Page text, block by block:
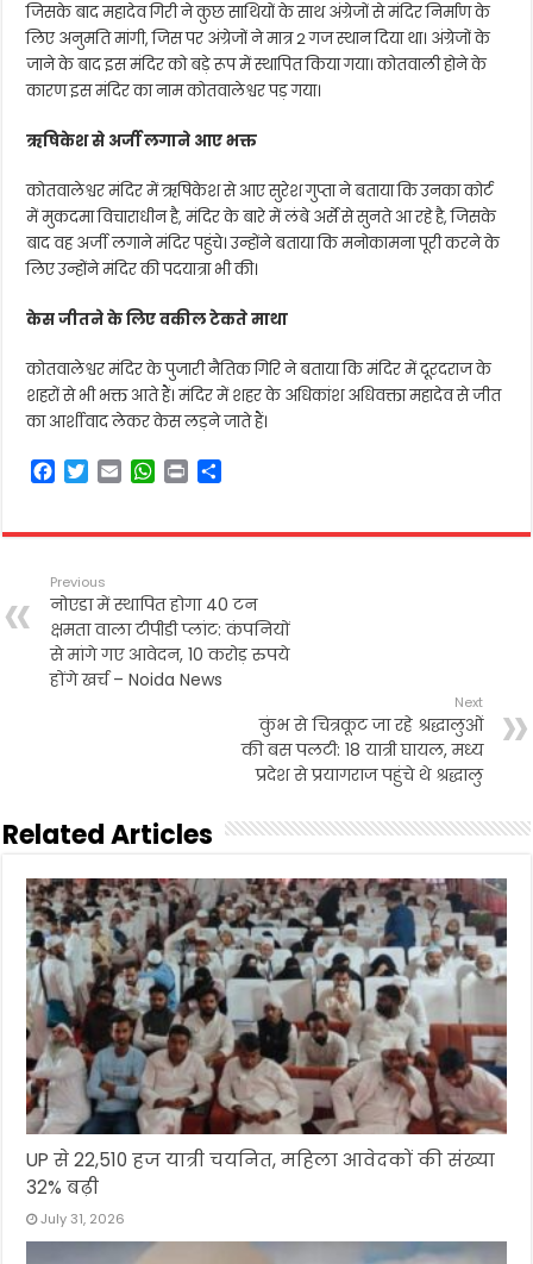
जिसके बाद महादेव गिरी ने कुछ साथियों के साथ अंग्रेजों से मंदिर निर्माण के
लिए अनुमति मांगी, जिस पर अंग्रेजों ने मात्र 2 गज स्थान दिया था। अंग्रेजों के
जाने के बाद इस मंदिर को बड़े रूप में स्थापित किया गया। कोतवाली होने के
कारण इस मंदिर का नाम कोतवालेश्वर पड़ गया।
ऋषिकेश से अर्जी लगाने आए भक्त
कोतवालेश्वर मंदिर में ऋषिकेश से आए सुरेश गुप्ता ने बताया कि उनका कोर्ट
में मुकदमा विचाराधीन है, मंदिर के बारे में लंबे अर्से से सुनते आ रहे है, जिसके
बाद वह अर्जी लगाने मंदिर पहुंचे। उन्होंने बताया कि मनोकामना पूरी करने के
लिए उन्होंने मंदिर की पदयात्रा भी की।
केस जीतने के लिए वकील टेकते माथा
कोतवालेश्वर मंदिर के पुजारी नैतिक गिरि ने बताया कि मंदिर में दूरदराज के
शहरों से भी भक्त आते हैं। मंदिर में शहर के अधिकांश अधिवक्ता महादेव से जीत
का आर्शीवाद लेकर केस लड़ने जाते हैं।
F
e
o
o
k
T
t
e
r
E
i
W
t
p
p
P
n
r
Previous
नोएडा में स्थापित होगा 40 टन
क्षमता वाला टीपीडी प्लांट: कंपनियों
से मांगे गए आवेदन, 10 करोड़ रुपये
होंगे खर्च – Noida News
Next
कुंभ से चित्रकूट जा रहे श्रद्धालुओं
की बस पलटी: 18 यात्री घायल, मध्य
प्रदेश से प्रयागराज पहुंचे थे श्रद्धालु
Related Articles
UP से 22,510 हज यात्री चयनित, महिला आवेदकों की संख्या
32% बढ़ी
July 31, 2026